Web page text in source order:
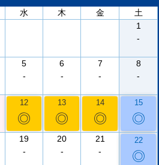
水 木 金
土
1
-
5
-
6
-
7
-
8
-
12
◎
13
◎
14
◎
15
◎
19
-
20
-
21
-
22
◎